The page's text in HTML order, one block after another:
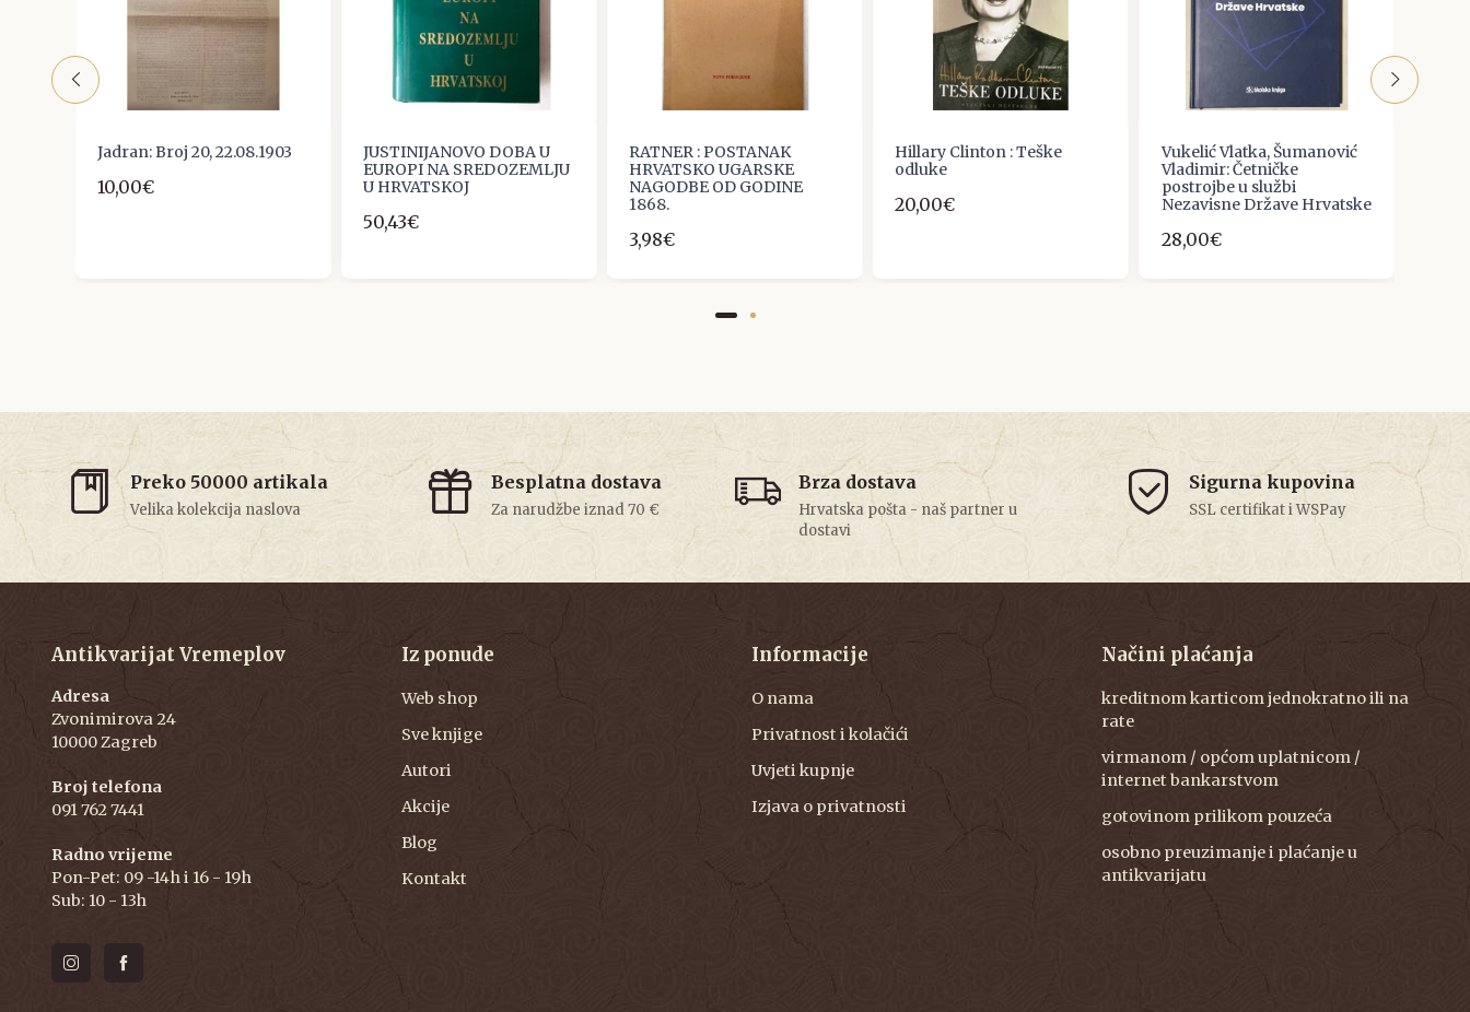
Jadran: Broj 20, 22.08.1903
10,00€
JUSTINIJANOVO DOBA U
EUROPI NA SREDOZEMLJU
U HRVATSKOJ
50,43€
RATNER : POSTANAK
HRVATSKO UGARSKE
NAGODBE OD GODINE
1868.
3,98€
Hillary Clinton : Teške
odluke
20,00€
Vukelić Vlatka, Šumanović
Vladimir: Četničke
postrojbe u službi
Nezavisne Države Hrvatske
28,00€
Preko 50000 artikala
Velika kolekcija naslova
Besplatna dostava
Za narudžbe iznad 70 €
Brza dostava
Hrvatska pošta - naš partner u
dostavi
Sigurna kupovina
SSL certifikat i WSPay
Antikvarijat Vremeplov
Adresa
Zvonimirova 24
10000 Zagreb
Broj telefona
091 762 7441
Radno vrijeme
Pon-Pet: 09 -14h i 16 - 19h
Sub: 10 - 13h
Iz ponude
Web shop
Sve knjige
Autori
Akcije
Blog
Kontakt
Informacije
O nama
Privatnost i kolačići
Uvjeti kupnje
Izjava o privatnosti
Načini plaćanja
kreditnom karticom jednokratno ili na
rate
virmanom / općom uplatnicom /
internet bankarstvom
gotovinom prilikom pouzeća
osobno preuzimanje i plaćanje u
antikvarijatu